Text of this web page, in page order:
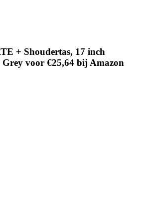
+ Shoudertas, 17 inch
voor €25,64 bij Amazon